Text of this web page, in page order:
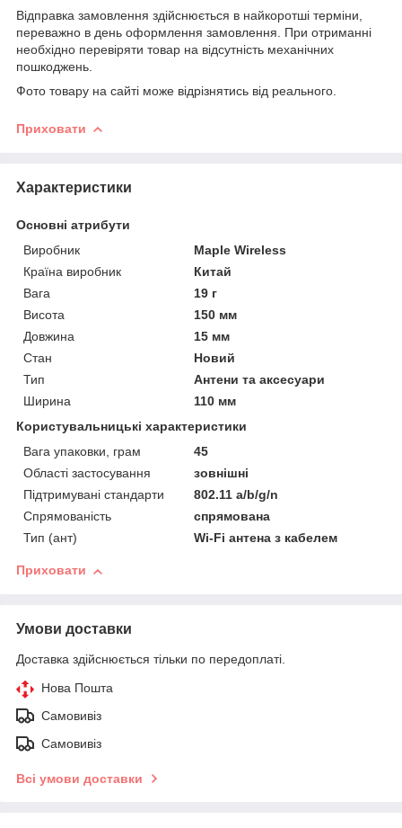
Відправка замовлення здійснюється в найкоротші терміни,
переважно в день оформлення замовлення. При отриманні
необхідно перевіряти товар на відсутність механічних
пошкоджень.
Фото товару на сайті може відрізнятись від реального.
Приховати
Характеристики
Основні атрибути
Виробник
Maple Wireless
Країна виробник
Китай
Вага
19 г
Висота
150 мм
Довжина
15 мм
Стан
Новий
Тип
Антени та аксесуари
Ширина
110 мм
Користувальницькі характеристики
Вага упаковки, грам
45
Області застосування
зовнішні
Підтримувані стандарти
802.11 a/b/g/n
Спрямованість
спрямована
Тип (ант)
Wi-Fi антена з кабелем
Приховати
Умови доставки
Доставка здійснюється тільки по передоплаті.
Нова Пошта
Самовивіз
Самовивіз
Всі умови доставки